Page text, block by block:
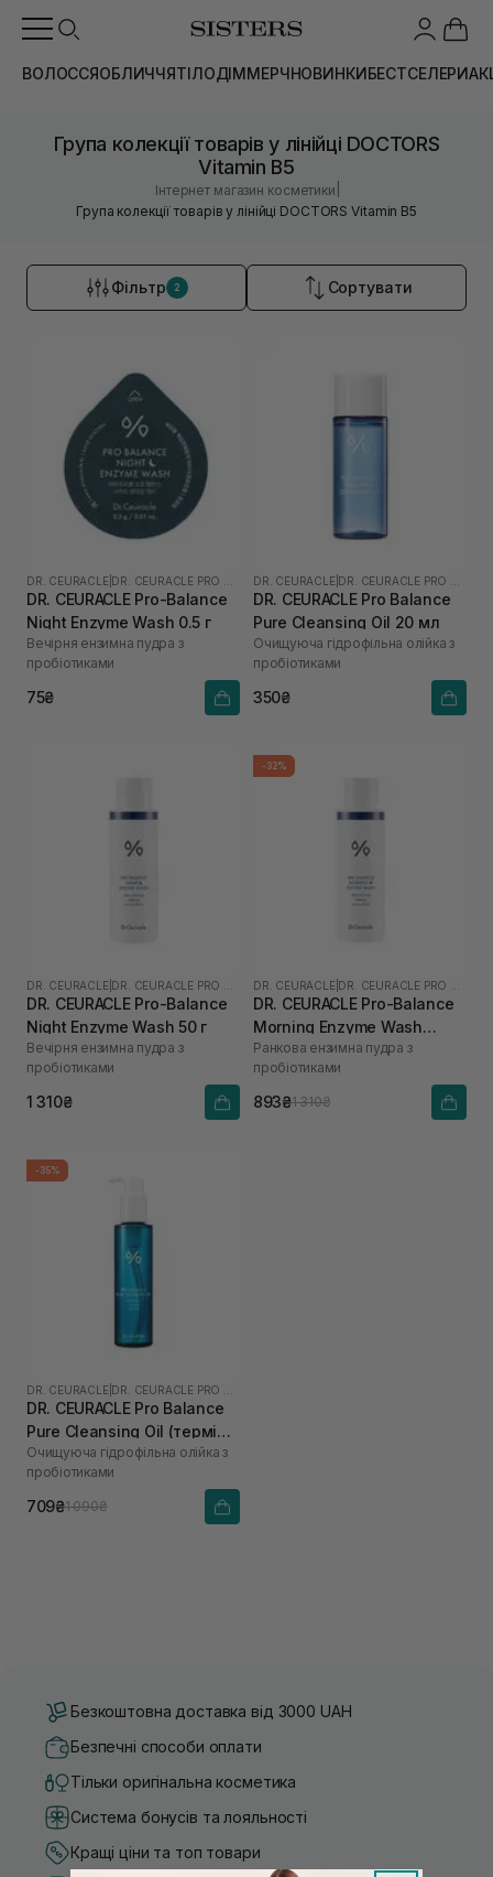
ВОЛОССЯОБЛИЧЧЯТІЛОДІММЕРЧНОВИНКИБЕСТСЕЛЕРИ
Група колекції товарів у лінійці DOCTORS
Vitamin B5
Інтернет магазин косметики
Група колекції товарів у лінійці DOCTORS Vitamin B5
Фільтр 2 Сортувати
DR. CEURACLE
DR. CEURACLE Pro-Balance
Night Enzyme Wash 0.5 г
Вечірня ензимна пудра з
пробіотиками
75₴
DR. CEURACLE
DR. CEURACLE Pro Balance
Pure Cleansing Oil 20 мл
Очищуюча гідрофільна олійка з
пробіотиками
350₴
DR. CEURACLE
DR. CEURACLE Pro-Balance
Night Enzyme Wash 50 г
Вечірня ензимна пудра з
пробіотиками
1 310₴
-32%
DR. CEURACLE
DR. CEURACLE Pro-Balance
Morning Enzyme Wash
(термін до 01.27р.) 50 г
Ранкова ензимна пудра з
пробіотиками
893₴1 310₴
-35%
DR. CEURACLE
DR. CEURACLE Pro Balance
Pure Cleansing Oil (термін
до 01.27р.) 155 мл
Очищуюча гідрофільна олійка з
пробіотиками
709₴1 090₴
Безкоштовна доставка від 3000 UAH
Безпечні способи оплати
Тільки оригінальна косметика
Система бонусів та лояльності
Кращі ціни та топ товари